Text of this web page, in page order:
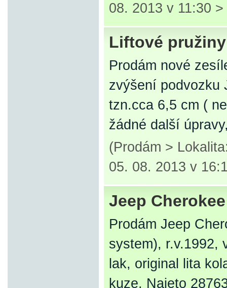
08. 2013 v 11:30 >
Liftové
Prodám nové
zvýšení podvozku
tzn.cca 6,5 cm (
žádné další
(Prodám >
05. 08. 2013 v
Jeep Cherokee
Prodám Jeep
system), r.v.1992,
lak, original lita
kuze, Najeto